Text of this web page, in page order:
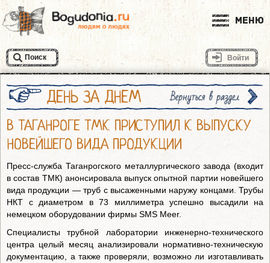
Меню
Поиск Войти
ДЕНЬ ЗА ДНЕМ Вернуться в раздел
В ТАГАНРОГЕ ТМК ПРИСТУПИЛ К ВЫПУСКУ
НОВЕЙШЕГО ВИДА ПРОДУКЦИИ
Пресс-служба Таганрогского металлургического завода (входит
в состав ТМК) анонсировала выпуск опытной партии новейшего
вида продукции — труб с высаженными наружу концами. Трубы
НКТ с диаметром в 73 миллиметра успешно высадили на
немецком оборудовании фирмы SMS Meer.
Специалисты трубной лаборатории инженерно-технического
центра целый месяц анализировали нормативно-техническую
документацию, а также проверяли, возможно ли изготавливать